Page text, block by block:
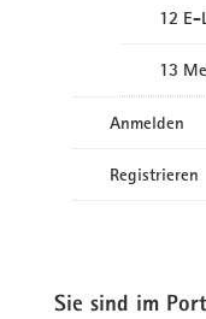
12 E-
13
Anmelden
Registrieren
Sie sind im